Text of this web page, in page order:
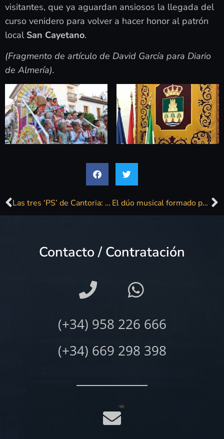
visitantes, que ya aguardan ansiosos la llegada del
curso venidero para volver a hacer honor al patrón
local San Cayetano.
(Fragmento de artículo de David García para Diario
de Almería).
Las tres ‘PS’ de Cantoria: Pasacalles, pregón y pasarela de belleza El dúo musical formado por Maripepa Contreras (oboe) y el brasileño Rogérico Bicudo (guitarra) ofrecerá un concierto el viernes en Jardín Museo del Bonsai de Almuñécar
Contacto / Contratación
(+34) 958 226 666
(+34) 669 298 398